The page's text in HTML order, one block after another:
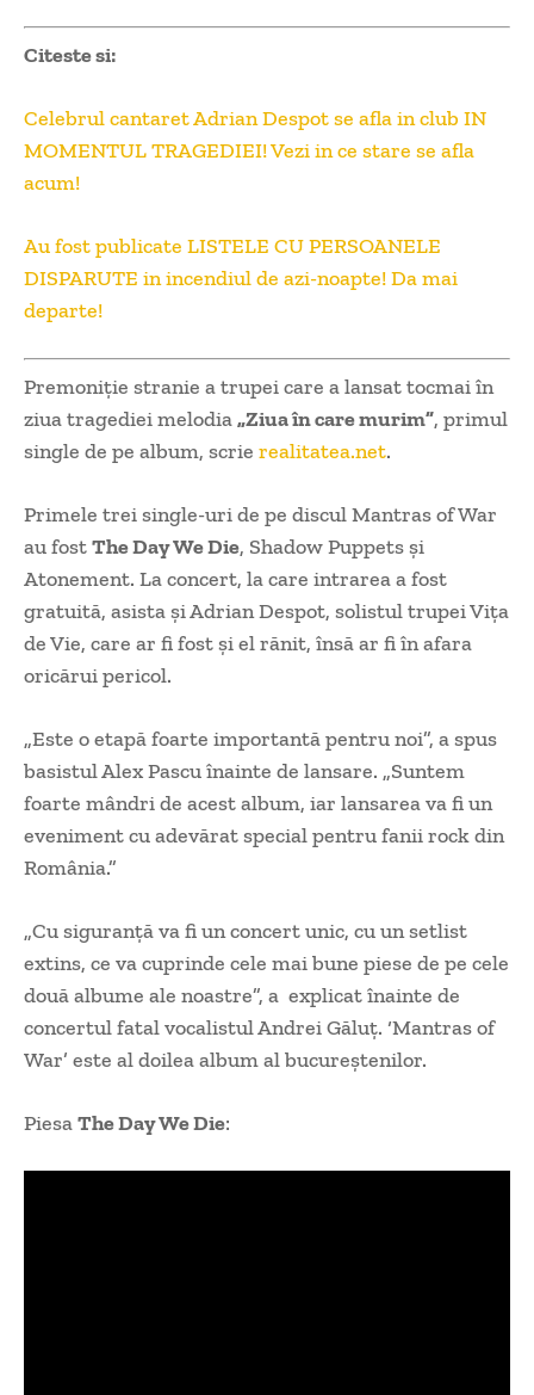
Citeste si:
Celebrul cantaret Adrian Despot se afla in club IN
MOMENTUL TRAGEDIEI! Vezi in ce stare se afla
acum!
Au fost publicate LISTELE CU PERSOANELE
DISPARUTE in incendiul de azi-noapte! Da mai
departe!
Premoniţie stranie a trupei care a lansat tocmai în
ziua tragediei melodia„Ziua în care murim”, primul
single de pe album, scrie realitatea.net.
Primele trei single-uri de pe discul Mantras of War
au fostThe Day We Die, Shadow Puppets şi
Atonement. La concert, la care intrarea a fost
gratuită, asista şi Adrian Despot, solistul trupei Viţa
de Vie, care ar fi fost şi el rănit, însă ar fi în afara
oricărui pericol.
„Este o etapă foarte importantă pentru noi”, a spus
basistul Alex Pascu înainte de lansare. „Suntem
foarte mândri de acest album, iar lansarea va fi un
eveniment cu adevărat special pentru fanii rock din
România.”
„Cu siguranță va fi un concert unic, cu un setlist
extins, ce va cuprinde cele mai bune piese de pe cele
două albume ale noastre”, a explicat înainte de
concertul fatal vocalistul Andrei Găluț. ‘Mantras of
War’ este al doilea album al bucureștenilor.
PiesaThe Day We Die: